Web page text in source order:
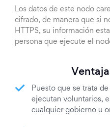
Los datos de este nodo
cifrado, de manera que si
HTTPS, su información
persona que ejecute el
Puesto que se trata
ejecutan voluntarios,
cualquier gobierno u